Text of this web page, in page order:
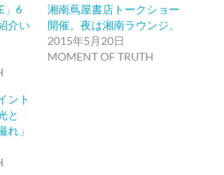
」6
介い
湘南蔦屋書店トークショー
開催。夜は湘南ラウンジ。
2015年5月20日
MOMENT OF TRUTH
ント
と
れ」